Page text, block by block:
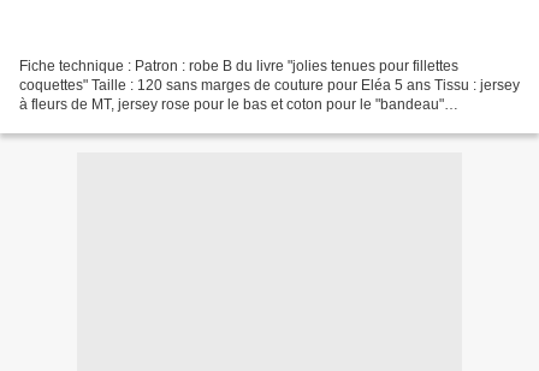
Fiche technique : Patron : robe B du livre "jolies tenues pour fillettes
coquettes" Taille : 120 sans marges de couture pour Eléa 5 ans Tissu : jersey
à fleurs de MT, jersey rose pour le bas et coton pour le "bandeau"